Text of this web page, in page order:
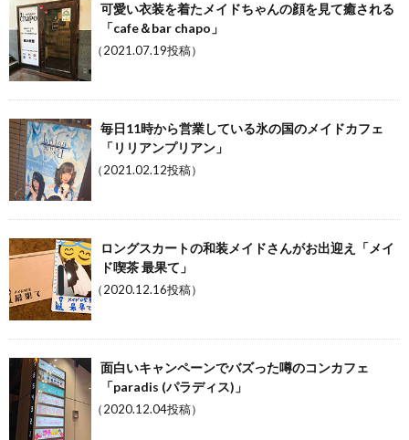
可愛い衣装を着たメイドちゃんの顔を見て癒される
「cafe＆bar chapo」
（2021.07.19投稿）
毎日11時から営業している氷の国のメイドカフェ
「リリアンプリアン」
（2021.02.12投稿）
ロングスカートの和装メイドさんがお出迎え「メイ
ド喫茶 最果て」
（2020.12.16投稿）
面白いキャンペーンでバズった噂のコンカフェ
「paradis (パラディス)」
（2020.12.04投稿）